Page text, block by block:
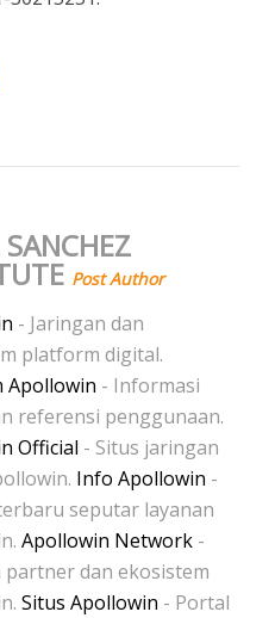
Post Author
- Jaringan dan
platform digital.
Apollowin - Informasi
referensi penggunaan.
Official - Situs jaringan
Info Apollowin -
seputar layanan
Apollowin Network -
partner dan ekosistem
Situs Apollowin - Portal